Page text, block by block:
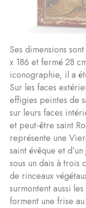
Ses dimensions
x 186 et fermé 28
iconographie, il a
Sur les faces
effigies peintes de
sur leurs faces
et peut-être saint
représente une
saint évêque et
sous un dais à trois
de rinceaux
surmontent aussi
forment une frise